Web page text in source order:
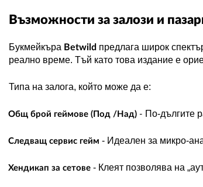
Възможности за залози и
Букмейкъра Betwild предлага широк
реално време. Тъй като това издание е
Типа на залога, който може да е:
Общ брой геймове (Под /Над) - По-дългите
Следващ сервис гейм - Идеален за микро-
Хендикап за сетове - Клеят позволява на